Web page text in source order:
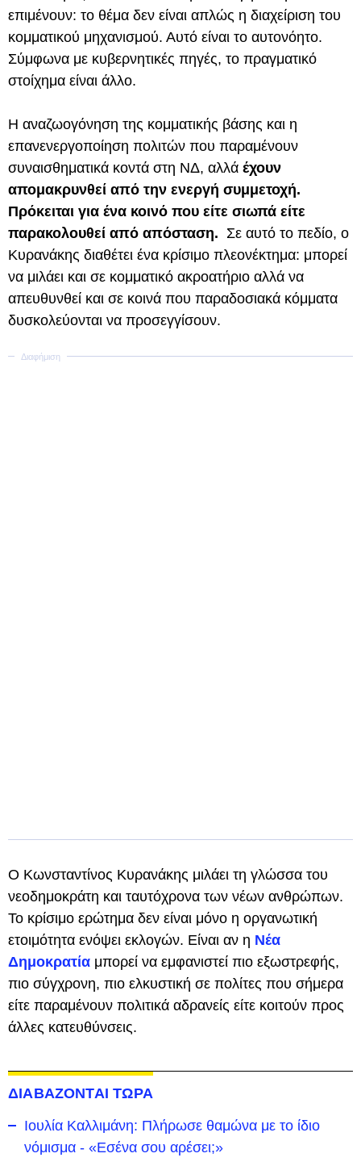
επιμένουν: το θέμα δεν είναι απλώς η διαχείριση του
κομματικού μηχανισμού. Αυτό είναι το αυτονόητο.
Σύμφωνα με κυβερνητικές πηγές, το πραγματικό
στοίχημα είναι άλλο.
Η αναζωογόνηση της κομματικής βάσης και η
επανενεργοποίηση πολιτών που παραμένουν
συναισθηματικά κοντά στη ΝΔ, αλλά έχουν
απομακρυνθεί από την ενεργή συμμετοχή.
Πρόκειται για ένα κοινό που είτε σιωπά είτε
παρακολουθεί από απόσταση. Σε αυτό το πεδίο, ο
Κυρανάκης διαθέτει ένα κρίσιμο πλεονέκτημα: μπορεί
να μιλάει και σε κομματικό ακροατήριο αλλά να
απευθυνθεί και σε κοινά που παραδοσιακά κόμματα
δυσκολεύονται να προσεγγίσουν.
Ο Κωνσταντίνος Κυρανάκης μιλάει τη γλώσσα του
νεοδημοκράτη και ταυτόχρονα των νέων ανθρώπων.
Το κρίσιμο ερώτημα δεν είναι μόνο η οργανωτική
ετοιμότητα ενόψει εκλογών. Είναι αν η Νέα
Δημοκρατία μπορεί να εμφανιστεί πιο εξωστρεφής,
πιο σύγχρονη, πιο ελκυστική σε πολίτες που σήμερα
είτε παραμένουν πολιτικά αδρανείς είτε κοιτούν προς
άλλες κατευθύνσεις.
ΔΙΑΒΑΖΟΝΤΑΙ ΤΩΡΑ
Ιουλία Καλλιμάνη: Πλήρωσε θαμώνα με το ίδιο
νόμισμα - «Εσένα σου αρέσει;»